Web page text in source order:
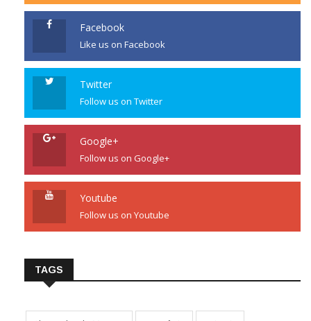
Facebook
Like us on Facebook
Twitter
Follow us on Twitter
Google+
Follow us on Google+
Youtube
Follow us on Youtube
TAGS